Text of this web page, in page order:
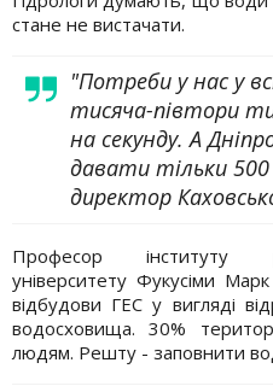
стане не вистачати.
"Потреби у нас у
тисяча-півтори
на секунду. А
давати тільки 500
директор
Професор інституту
університету Фукусіми
відбудови ГЕС у вигляді
водосховища. 30%
людям. Решту - заповнити